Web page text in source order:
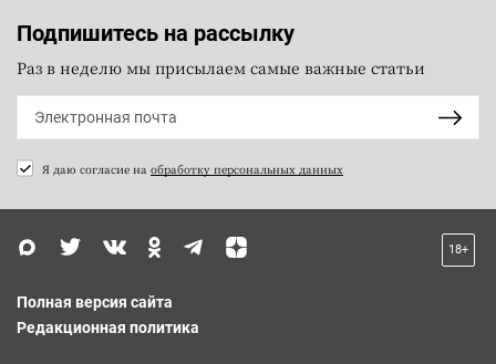
Подпишитесь на рассылку
Раз в неделю мы присылаем самые важные статьи
Я даю согласие на обработку персональных данных
18+
Полная версия сайта
Редакционная политика